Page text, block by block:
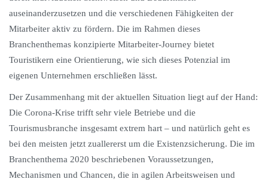
auseinanderzusetzen und die verschiedenen Fähigkeiten der
Mitarbeiter aktiv zu fördern. Die im Rahmen dieses
Branchenthemas konzipierte Mitarbeiter-Journey bietet
Touristikern eine Orientierung, wie sich dieses Potenzial im
eigenen Unternehmen erschließen lässt.
Der Zusammenhang mit der aktuellen Situation liegt auf der Hand:
Die Corona-Krise trifft sehr viele Betriebe und die
Tourismusbranche insgesamt extrem hart – und natürlich geht es
bei den meisten jetzt zuallererst um die Existenzsicherung. Die im
Branchenthema 2020 beschriebenen Voraussetzungen,
Mechanismen und Chancen, die in agilen Arbeitsweisen und